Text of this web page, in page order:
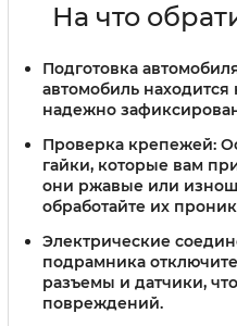
На что
Подготовка
автомобиль
надежно
Проверка крепежей:
гайки, которые вам
они ржавые или
обработайте их
Электрические
подрамника
разъемы и датчики,
повреждений.